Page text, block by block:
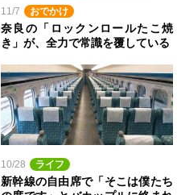
11/7 おでかけ
奈良の「ロックンロールたこ焼
き」が、全力で常識を覆している
10/28 ライフ
新幹線の自由席で「そこは僕たち